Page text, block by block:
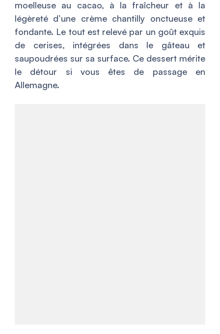
moelleuse au cacao, à la fraîcheur et à la
légèreté d’une crème chantilly onctueuse et
fondante. Le tout est relevé par un goût exquis
de cerises, intégrées dans le gâteau et
saupoudrées sur sa surface. Ce dessert mérite
le détour si vous êtes de passage en
Allemagne.